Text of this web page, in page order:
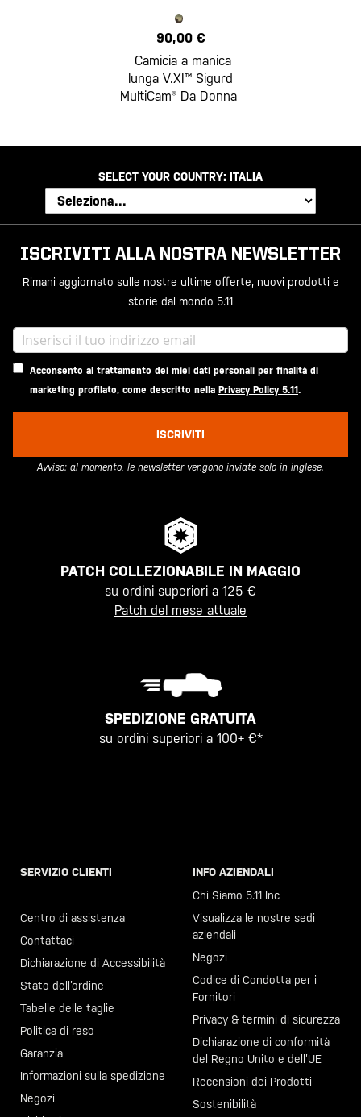
90,00 €
Camicia a manica
lunga V.XI™ Sigurd
MultiCam® Da Donna
SELECT YOUR COUNTRY: ITALIA
ISCRIVITI ALLA NOSTRA NEWSLETTER
Rimani aggiornato sulle nostre ultime offerte, nuovi prodotti e
storie dal mondo 5.11
Acconsento al trattamento dei miei dati personali per finalità di
marketing profilato, come descritto nella Privacy Policy 5.11.
ISCRIVITI
Avviso: al momento, le newsletter vengono inviate solo in inglese.
PATCH COLLEZIONABILE IN MAGGIO
su ordini superiori a 125 €
Patch del mese attuale
SPEDIZIONE GRATUITA
su ordini superiori a 100+ €*
SERVIZIO CLIENTI
Centro di assistenza
Contattaci
Dichiarazione di Accessibilità
Stato dell’ordine
Tabelle delle taglie
Politica di reso
Garanzia
Informazioni sulla spedizione
Negozi
INFO AZIENDALI
Chi Siamo 5.11 Inc
Visualizza le nostre sedi
aziendali
Negozi
Codice di Condotta per i
Fornitori
Privacy & termini di sicurezza
Dichiarazione di conformità
del Regno Unito e dell’UE
Recensioni dei Prodotti
Sostenibilità